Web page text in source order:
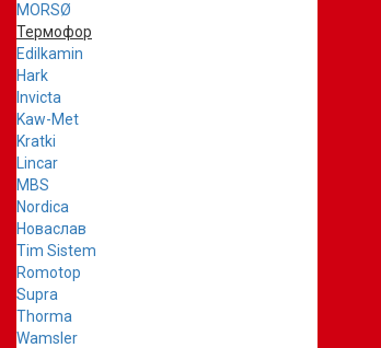
MORSØ
Термофор
Edilkamin
Hark
Invicta
Kaw-Met
Kratki
Lincar
MBS
Nordica
Новаслав
Tim Sistem
Romotop
Supra
Thorma
Wamsler